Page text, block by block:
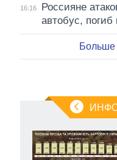
16:16
Россияне
автобус, погиб
Больше